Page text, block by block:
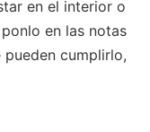
en el interior o
en las notas
cumplirlo,